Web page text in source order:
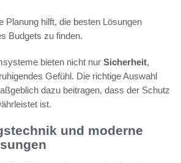
Planung hilft, die besten Lösungen
Budgets zu finden.
bieten nicht nur Sicherheit,
Gefühl. Die richtige Auswahl
dazu beitragen, dass der Schutz
ist.
und moderne